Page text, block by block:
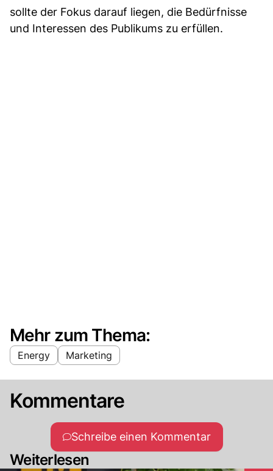
sollte der Fokus darauf liegen, die Bedürfnisse
und Interessen des Publikums zu erfüllen.
Mehr zum Thema:
Energy Marketing
Kommentare
Schreibe einen Kommentar
Weiterlesen